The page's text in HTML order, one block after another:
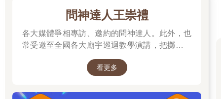
問神達人王崇禮
各大媒體爭相專訪、邀約的問神達人。此外，也
常受邀至全國各大廟宇巡迴教學演講，把擲筊、
看更多